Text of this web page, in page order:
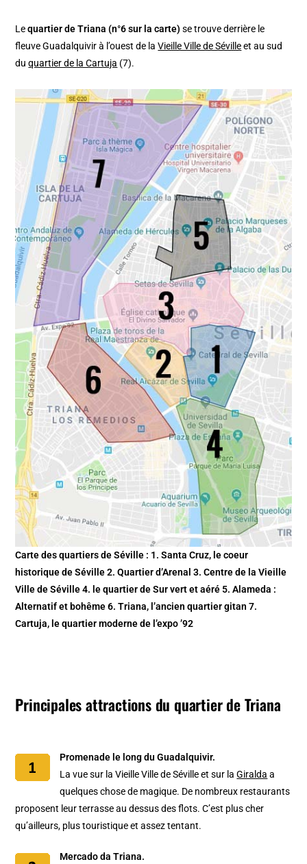
Lequartier de Triana (n°6 sur la carte) se trouve derrière le
fleuve Guadalquivir à l’ouest de laVieille Ville de Sévilleet au sud
duquartier de la Cartuja (7).
Carte des quartiers de Séville : 1. Santa Cruz, le coeur
historique de Séville 2. Quartier d’Arenal 3. Centre de la Vieille
Ville de Séville 4. le quartier de Sur vert et aéré 5. Alameda :
Alternatif et bohême 6. Triana, l’ancien quartier gitan 7.
Cartuja, le quartier moderne de l’expo ’92
Principales attractions du quartier de Triana
Promenade le long du Guadalquivir.
La vue sur la Vieille Ville de Séville et sur laGiralda a
quelques chose de magique. De nombreux restaurants
proposent leur terrasse au dessus des flots. C’est plus cher
qu’ailleurs, plus touristique et assez tentant.
Mercado da Triana.